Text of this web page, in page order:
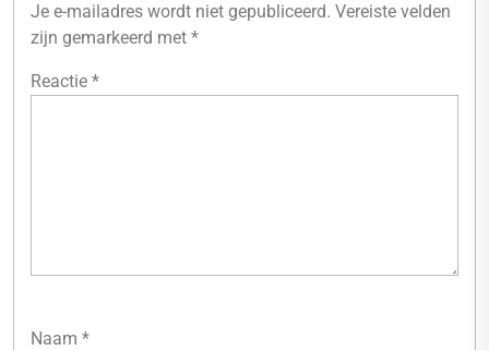
Je e-mailadres wordt niet gepubliceerd. Vereiste velden
zijn gemarkeerd met *
Reactie *
Naam *